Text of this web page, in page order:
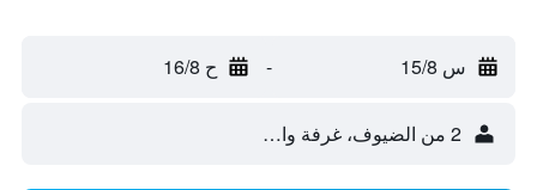
س 15/8 - ح 16/8
2 من الضيوف، غرفة واحدة